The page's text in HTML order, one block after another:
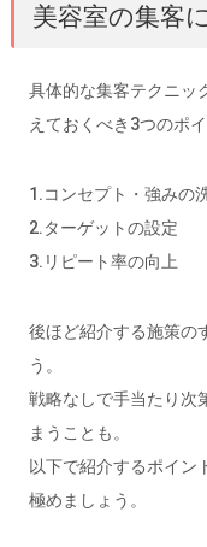
美容室の集客
具体的な集客テクニッ
えておくべき3つのポ
1.コンセプト・強みの
2.ターゲットの設定
3.リピート率の向上
後ほど紹介する施策の
う。
戦略なしで手当たり次
まうことも。
以下で紹介するポイン
極めましょう。